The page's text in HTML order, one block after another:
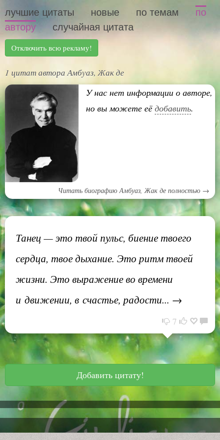
лучшие цитаты новые по темам
по
автору
случайная цитата
Отключить всю рекламу!
1 цитат автора Амбуаз, Жак де
У нас нет информации о авторе,
но вы можете её добавить.
Читать биографию Амбуаз, Жак де полностью →
Танец — это твой пульс, биение твоего
сердца, твое дыхание. Это ритм твоей
жизни. Это выражение во времени
и движении, в счастье, радости... →
7
Добавить цитату!